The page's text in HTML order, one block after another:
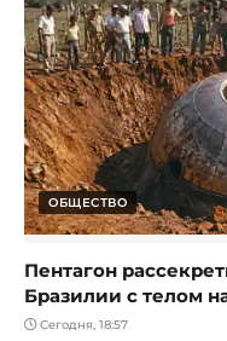
ОБЩЕСТВО
Пентагон
Бразилии с телом
Сегодня, 18:57